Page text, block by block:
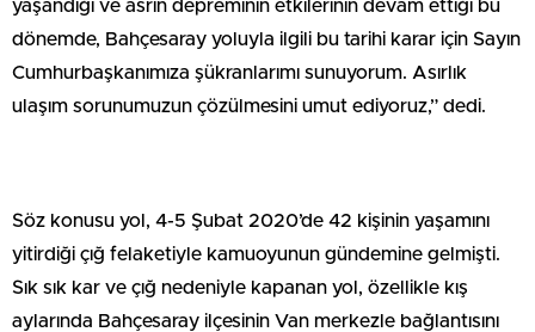
yaşandığı ve asrın depreminin etkilerinin devam ettiği bu
dönemde, Bahçesaray yoluyla ilgili bu tarihi karar için Sayın
Cumhurbaşkanımıza şükranlarımı sunuyorum. Asırlık
ulaşım sorunumuzun çözülmesini umut ediyoruz,” dedi.
Söz konusu yol, 4-5 Şubat 2020’de 42 kişinin yaşamını
yitirdiği çığ felaketiyle kamuoyunun gündemine gelmişti.
Sık sık kar ve çığ nedeniyle kapanan yol, özellikle kış
aylarında Bahçesaray ilçesinin Van merkezle bağlantısını